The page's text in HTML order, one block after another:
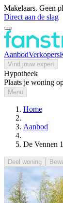
Makelaars. Geen
Direct aan de slag
AanbodVerkopers
Vind jouw expert
Hypotheek
Plaats je woning
Menu
Home
Aanbod
De Vennen
Deel woning